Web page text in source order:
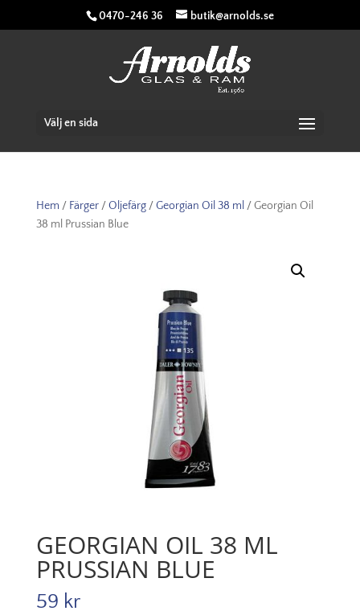
0470-246 36 butik@arnolds.se
Välj en sida
Hem / Färger/Oljefärg/Georgian Oil 38 ml / Georgian Oil
38 ml Prussian Blue
GEORGIAN OIL 38 ML
PRUSSIAN BLUE
59 kr